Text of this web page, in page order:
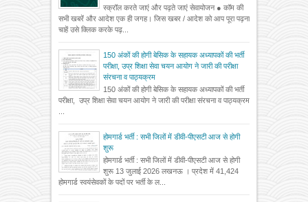
स्क्रॉल करते जाएं और पढ़ते जाएं सेवायोजन ● कॉम की
सभी खबरें और आदेश एक ही जगह। जिस खबर / आदेश को आप पूरा पढ़ना
चाहें उसे क्लिक करके पढ़...
150 अंकों की होगी बेसिक के सहायक अध्यापकों की भर्ती
परीक्षा, उप्र शिक्षा सेवा चयन आयोग ने जारी की परीक्षा
संरचना व पाठ्यक्रम
150 अंकों की होगी बेसिक के सहायक अध्यापकों की भर्ती
परीक्षा, उप्र शिक्षा सेवा चयन आयोग ने जारी की परीक्षा संरचना व पाठ्यक्रम
होमगार्ड भर्ती : सभी जिलों में डीवी-पीएसटी आज से होगी
शुरू
होमगार्ड भर्ती : सभी जिलों में डीवी-पीएसटी आज से होगी
शुरू 13 जुलाई 2026 लखनऊ । प्रदेश में 41,424
होमगार्ड स्वयंसेवकों के पदों पर भर्ती के ल...